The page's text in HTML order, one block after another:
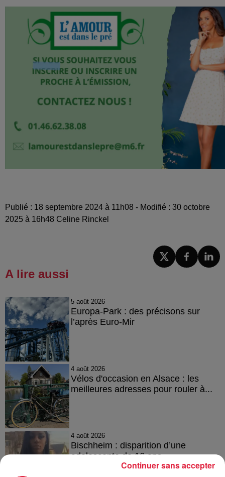
Publié : 18 septembre 2024 à 11h08 - Modifié : 30 octobre
2025 à 16h48 Celine Rinckel
A lire aussi
5 août 2026
Europa-Park : des précisons sur
l’après Euro-Mir
4 août 2026
Vélos d'occasion en Alsace : les
meilleures adresses pour rouler à...
4 août 2026
Bischheim : disparition d’une
adolescente de 16 ans
Continuer sans accepter